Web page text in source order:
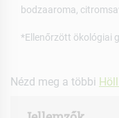
bodzaaroma,
*Ellenőrzött ökológiai
Nézd meg a többi